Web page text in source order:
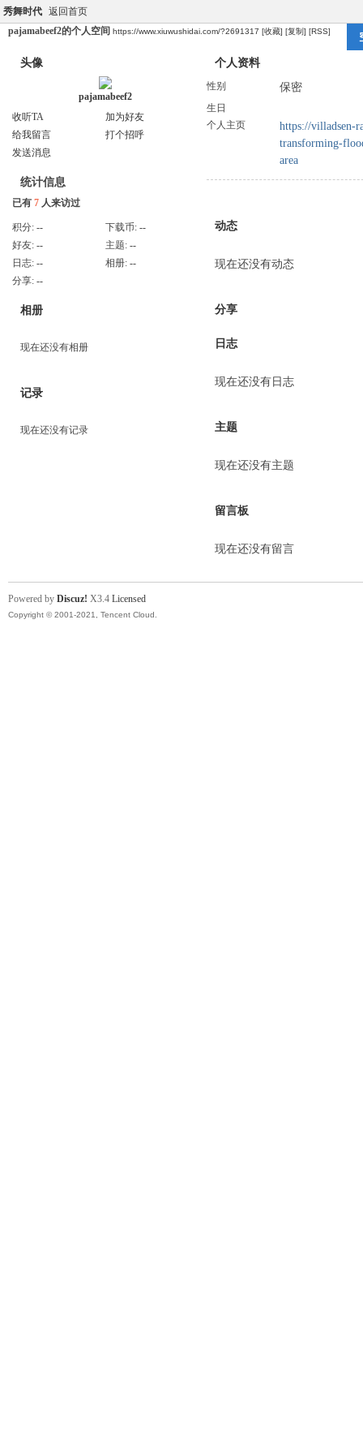
秀舞时代 返回首页
pajamabeef2的个人空间 https://www.xiuwushidai.com/?2691317 [收藏] [复制] [RSS]
头像
pajamabeef2
收听TA
加为好友
给我留言
打个招呼
发送消息
统计信息
已有 7 人来访过
积分: -- 下载币: --
好友: -- 主题: --
日志: -- 相册: --
分享: --
相册
现在还没有相册
记录
现在还没有记录
个人资料
性别 保密
生日
个人主页
https://villadsen-
transforming-
area
动态
现在还没有动态
分享
日志
现在还没有日志
主题
现在还没有主题
留言板
现在还没有留言
Powered by Discuz! X3.4 Licensed
Copyright © 2001-2021, Tencent Cloud.